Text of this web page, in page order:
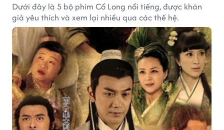
Dưới đây là 5 bộ phim Cổ Long nổi tiếng, được khán
giả yêu thích và xem lại nhiều qua các thế hệ.